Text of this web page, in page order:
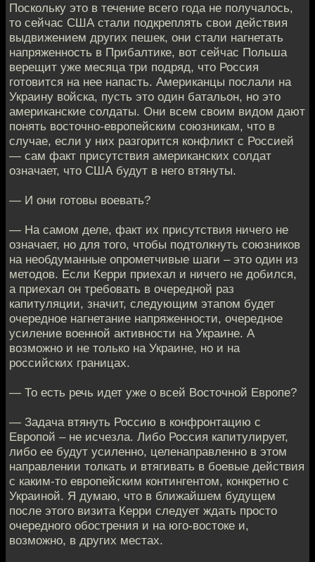
Поскольку это в течение всего года не получалось,
то сейчас США стали подкреплять свои действия
выдвижением других пешек, они стали нагнетать
напряженность в Прибалтике, вот сейчас Польша
верещит уже месяца три подряд, что Россия
готовится на нее напасть. Американцы послали на
Украину войска, пусть это один батальон, но это
американские солдаты. Они всем своим видом дают
понять восточно-европейским союзникам, что в
случае, если у них разгорится конфликт с Россией
— сам факт присутствия американских солдат
означает, что США будут в него втянуты.
— И они готовы воевать?
— На самом деле, факт их присутствия ничего не
означает, но для того, чтобы подтолкнуть союзников
на необдуманные опрометчивые шаги – это один из
методов. Если Керри приехал и ничего не добился,
а приехал он требовать в очередной раз
капитуляции, значит, следующим этапом будет
очередное нагнетание напряженности, очередное
усиление военной активности на Украине. А
возможно и не только на Украине, но и на
российских границах.
— То есть речь идет уже о всей Восточной Европе?
— Задача втянуть Россию в конфронтацию с
Европой – не исчезла. Либо Россия капитулирует,
либо ее будут усиленно, целенаправленно в этом
направлении толкать и втягивать в боевые действия
с каким-то европейским контингентом, конкретно с
Украиной. Я думаю, что в ближайшем будущем
после этого визита Керри следует ждать просто
очередного обострения и на юго-востоке и,
возможно, в других местах.